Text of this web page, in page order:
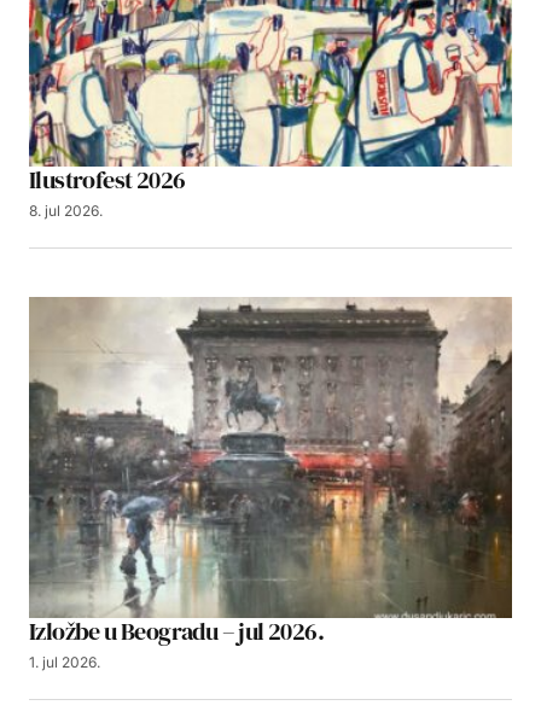
Ilustrofest 2026
8. jul 2026.
Izložbe u Beogradu – jul 2026.
1. jul 2026.